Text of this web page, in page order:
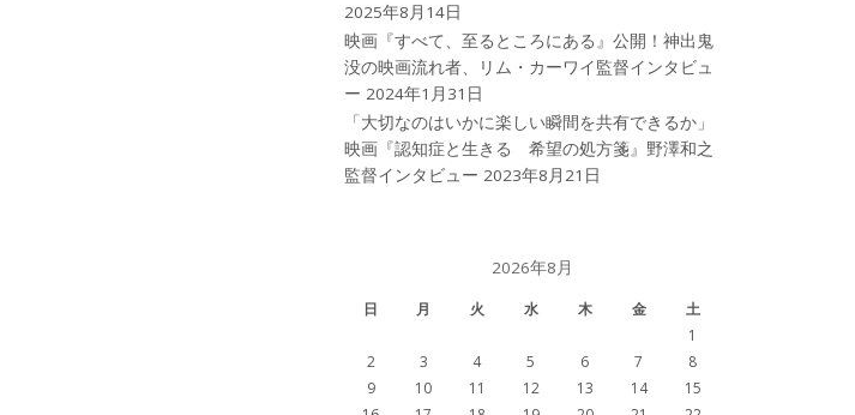
2025年8月14日
映画『すべて、至るところにある』公開！神出鬼
没の映画流れ者、リム・カーワイ監督インタビュ
ー 2024年1月31日
「大切なのはいかに楽しい瞬間を共有できるか」
映画『認知症と生きる 希望の処方箋』野澤和之
監督インタビュー 2023年8月21日
2026年8月
日 月 火 水 木 金
土
1
2
3 4 5 6 7
8
9
10 11 12 13 14
15